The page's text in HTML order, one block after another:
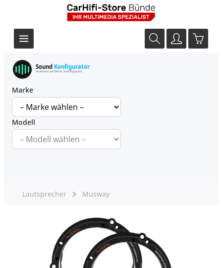
Sound Konfigurator
Finde dein perfektes Soundupgrade
Marke
Modell
Lautsprecher Musway